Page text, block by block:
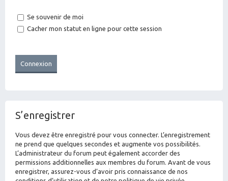
Se souvenir de moi
Cacher mon statut en ligne pour cette session
S’enregistrer
Vous devez être enregistré pour vous connecter. L’enregistrement
ne prend que quelques secondes et augmente vos possibilités.
L’administrateur du forum peut également accorder des
permissions additionnelles aux membres du forum. Avant de vous
enregistrer, assurez-vous d’avoir pris connaissance de nos